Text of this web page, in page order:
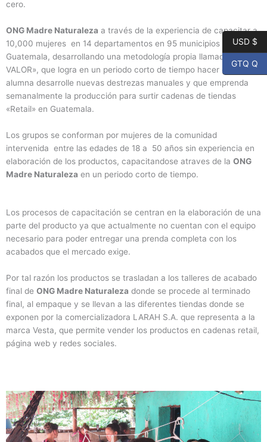
cero.
ONG Madre Naturaleza a través de la experiencia de capacitar a
10,000 mujeres en 14 departamentos en 95 municipios de
Guatemala, desarrollando una metodología propia llamada «MAS
VALOR», que logra en un periodo corto de tiempo hacer que la
alumna desarrolle nuevas destrezas manuales y que emprenda
semanalmente la producción para surtir cadenas de tiendas
«Retail» en Guatemala.
Los grupos se conforman por mujeres de la comunidad
intervenida entre las edades de 18 a 50 años sin experiencia en
elaboración de los productos, capacitandose atraves de la ONG
Madre Naturaleza en un periodo corto de tiempo.
Los procesos de capacitación se centran en la elaboración de una
parte del producto ya que actualmente no cuentan con el equipo
necesario para poder entregar una prenda completa con los
acabados que el mercado exige.
Por tal razón los productos se trasladan a los talleres de acabado
final de ONG Madre Naturaleza donde se procede al terminado
final, al empaque y se llevan a las diferentes tiendas donde se
exponen por la comercializadora LARAH S.A. que representa a la
marca Vesta, que permite vender los productos en cadenas retail,
página web y redes sociales.
USD $
GTQ Q